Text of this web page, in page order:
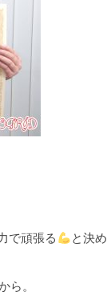
で頑張る
と決め
ら。